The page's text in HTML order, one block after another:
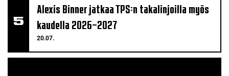
20.07.
Alexis Binner jatkaa TPS:n takalinjoilla myös
kaudella 2026–2027